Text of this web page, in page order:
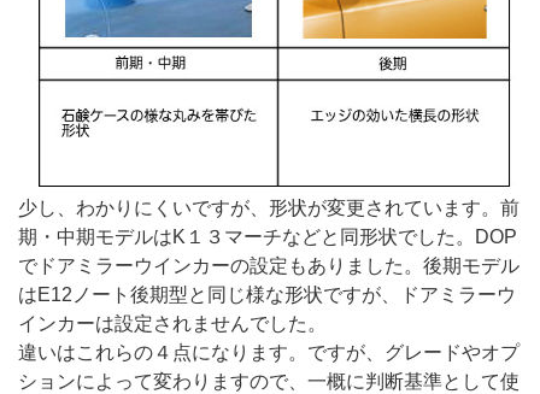
少し、わかりにくいですが、形状が変更されています。前
期・中期モデルはK１３マーチなどと同形状でした。DOP
でドアミラーウインカーの設定もありました。後期モデル
はE12ノート後期型と同じ様な形状ですが、ドアミラーウ
インカーは設定されませんでした。
違いはこれらの４点になります。ですが、グレードやオプ
ションによって変わりますので、一概に判断基準として使